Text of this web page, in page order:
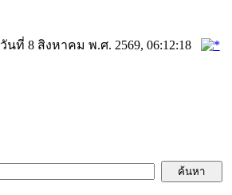
วันที่ 8 สิงหาคม พ.ศ. 2569, 06:12:18